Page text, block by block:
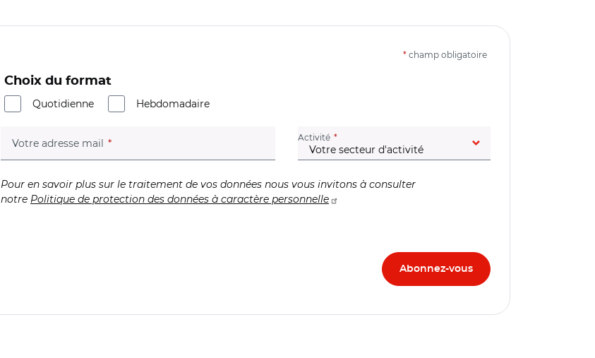
* champ obligatoire
Choix du format
Quotidienne
Hebdomadaire
Votre adresse mail (champ obligatoire) Activité (champ obligatoire)
Pour en savoir plus sur le traitement de vos données nous vous invitons à consulter
notre Politique de protection des données à caractère personnelle